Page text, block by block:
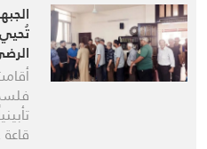
تُحيي
أقامت
قاعة …